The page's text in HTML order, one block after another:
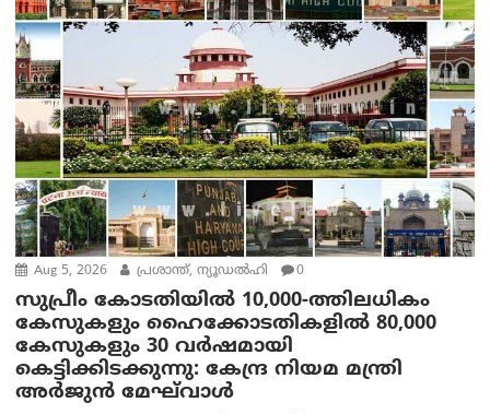
Aug 5, 2026 പ്രശാന്ത്, ന്യൂഡല്‍ഹി 0
സുപ്രീം കോടതിയിൽ 10,000-ത്തിലധികം
കേസുകളും ഹൈക്കോടതികളിൽ 80,000
കേസുകളും 30 വർഷമായി
കെട്ടിക്കിടക്കുന്നു: കേന്ദ്ര നിയമ മന്ത്രി
അര്‍ജുന്‍ മേഘ്‌വാള്‍